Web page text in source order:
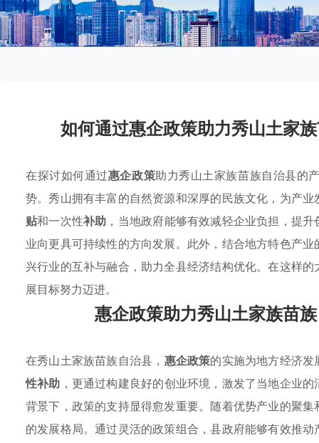
如何通过惠企政策助力秀山土家
在探讨如何通过惠企政策助力秀山土家族苗族自治县的
势。秀山拥有丰富的自然资源和深厚的民族文化，为产
贴和一次性补助 ，当地政府能够有效减轻企业负担，提
业向更具可持续性的方向发展。此外，结合地方特色产
兴行业的互补与融合，助力全县经济结构优化。在这样
展目标努力迈进。
惠企政策助力秀山土家族苗
在秀山土家族苗族自治县， 惠企政策的实施为地方经济
性补助 ，更通过构建良好的创业环境，激发了当地企业
背景下，政策的支持显得愈发重要。随着优势产业的聚
的发展格局。通过灵活的政策组合，县政府能够有效推